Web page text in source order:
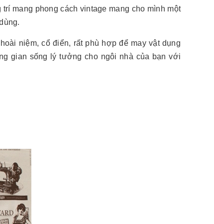
mang phong cách vintage mang cho mình một
niệm, cổ điển, rất phù hợp để may vật dụng
gian sống lý tưởng cho ngôi nhà của bạn với